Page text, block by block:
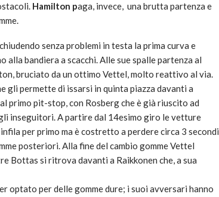
Hamilton paga, invece, una brutta partenza e
senza problemi in testa la prima curva e
bandiera a scacchi. Alle sue spalle partenza al
bruciato da un ottimo Vettel, molto reattivo al via.
gli permette di issarsi in quinta piazza davanti a
primo pit-stop, con Rosberg che è già riuscito ad
inseguitori. A partire dal 14esimo giro le vetture
per primo ma è costretto a perdere circa 3 secondi
posteriori. Alla fine del cambio gomme Vettel
Bottas si ritrova davanti a Raikkonen che, a sua
optato per delle gomme dure; i suoi avversari hanno